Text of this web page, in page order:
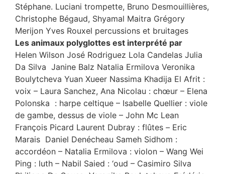
Stéphane. Luciani trompette, Bruno Desmouillières,
Christophe Bégaud, Shyamal Maitra Grégory
Merijon Yves Rouxel percussions et bruitages
Les animaux polyglottes est interprété par
Helen Wilson José Rodriguez Lola Candelas Julia
Da Silva Janine Balz Natalia Ermilova Veronika
Boulytcheva Yuan Xueer Nassima Khadija El Afrit :
voix – Laura Sanchez, Ana Nicolau : chœur – Elena
Polonska : harpe celtique – Isabelle Quellier : viole
de gambe, dessus de viole – John Mc Lean
François Picard Laurent Dubray : flûtes – Eric
Marais Daniel Denécheau Sameh Sidhom :
accordéon – Natalia Ermilova : violon – Wang Wei
Ping : luth – Nabil Saied : ‘oud – Casimiro Silva